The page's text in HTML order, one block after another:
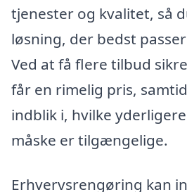
tjenester og kvalitet, så
løsning, der bedst
Ved at få flere tilbud
får en rimelig pris,
indblik i, hvilke
måske er tilgængelige.
Erhvervsrengøring kan